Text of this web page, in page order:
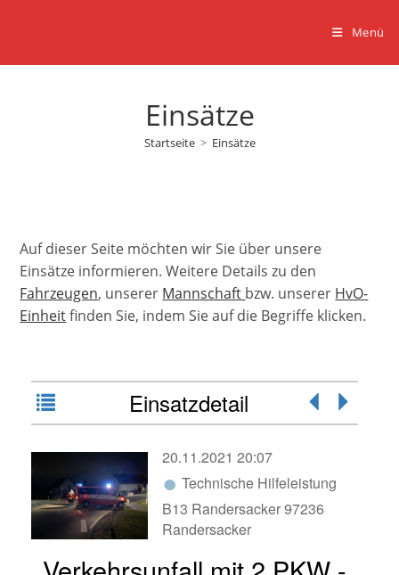
Menü
Einsätze
Startseite > Einsätze
Auf dieser Seite möchten wir Sie über unsere
Einsätze informieren. Weitere Details zu den
Fahrzeugen, unserer Mannschaft bzw. unserer HvO-
Einheitfinden Sie, indem Sie auf die Begriffe klicken.